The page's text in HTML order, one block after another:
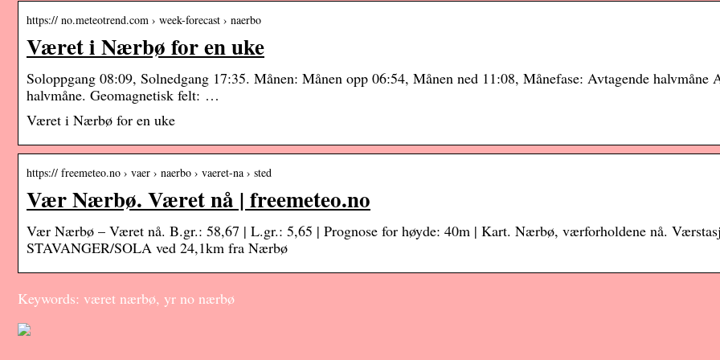
https:// no.meteotrend.com › week-forecast › naerbo
Været i Nærbø for en uke
Soloppgang 08:09, Solnedgang 17:35. Månen: Månen opp 06:54, Månen ned 11:08, Månefase: Avtagende halvmåne
halvmåne. Geomagnetisk felt: …
Været i Nærbø for en uke
https:// freemeteo.no › vaer › naerbo › vaeret-na › sted
Vær Nærbø. Været nå | freemeteo.no
Vær Nærbø – Været nå. B.gr.: 58,67 | L.gr.: 5,65 | Prognose for høyde: 40m | Kart. Nærbø, værforholdene nå.
STAVANGER/SOLA ved 24,1km fra Nærbø
Keywords: været nærbø, yr no nærbø